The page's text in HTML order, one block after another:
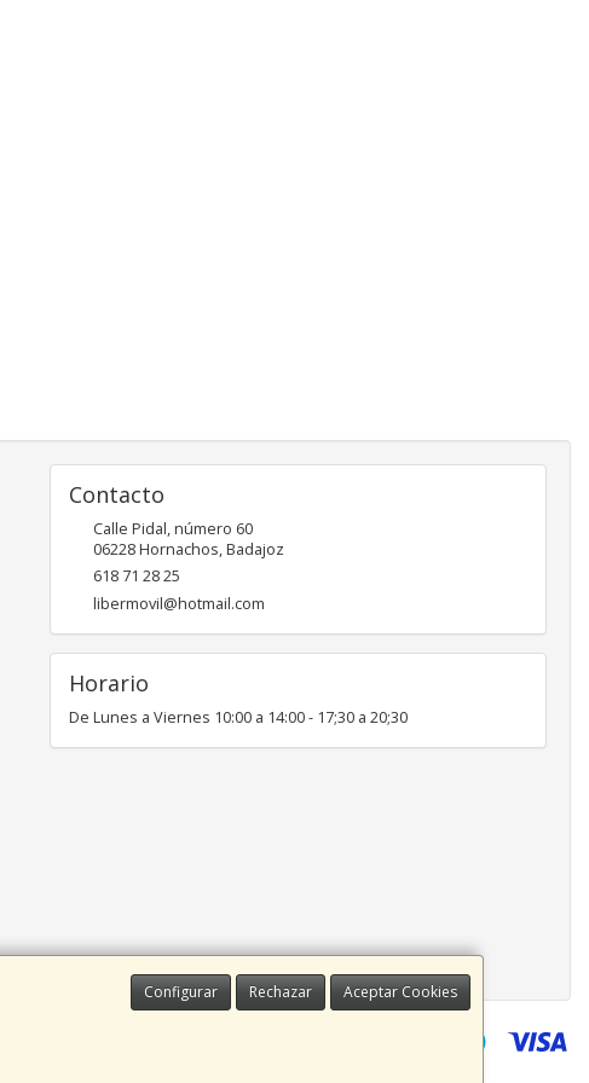
Configurar Rechazar Aceptar Cookies
Contacto
Calle Pidal, número 60
06228Hornachos,Badajoz
618 71 28 25
libermovil@hotmail.com
Horario
De Lunes a Viernes 10:00 a 14:00 - 17;30 a 20;30